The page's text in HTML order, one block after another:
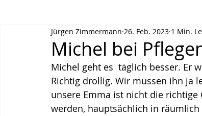
Michel bei
Jürgen Zimmermann 26. Feb. 2023 1 Min.
Michel geht es  täglich besser. Er
Richtig drollig. Wir müssen ihn ja
unsere Emma ist nicht die richtige
werden, hauptsächlich in